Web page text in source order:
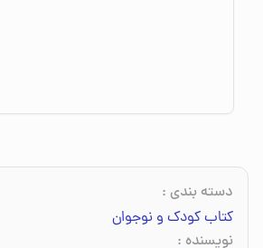
دسته بندی :
کتاب کودک و نوجوان
نویسنده :